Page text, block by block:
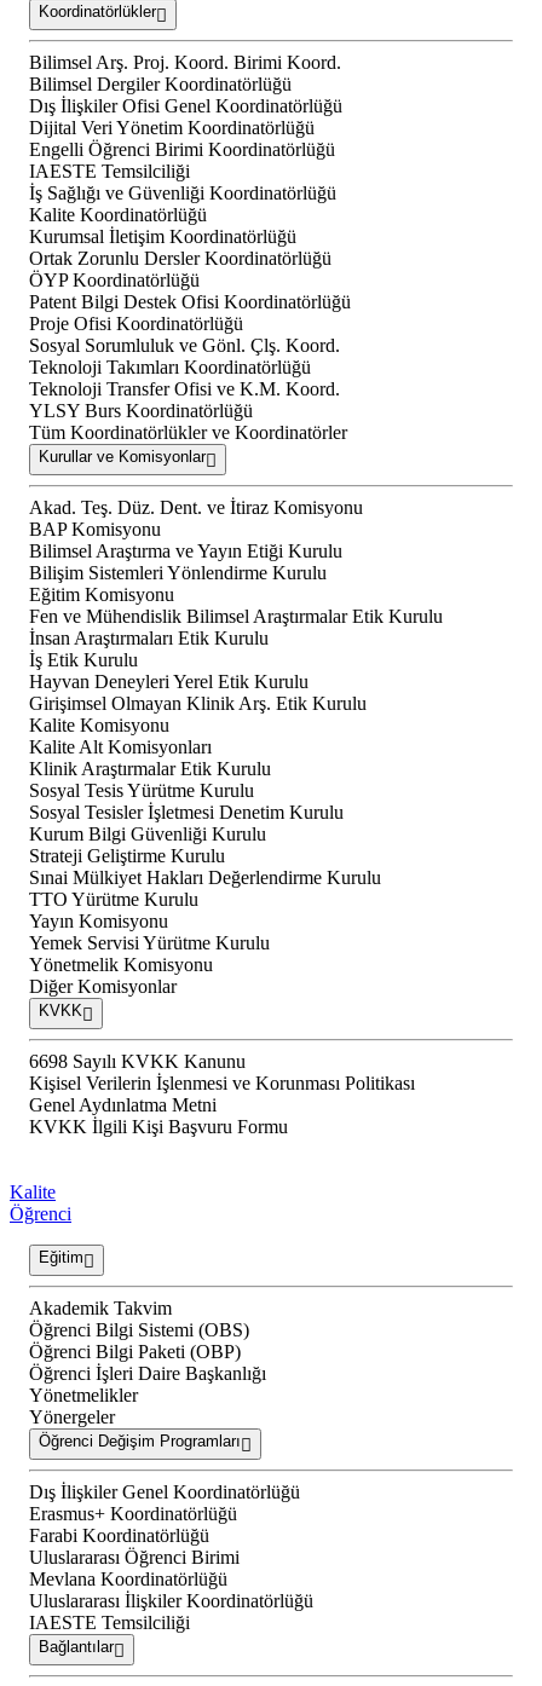
Koordinatörlükler
Bilimsel Arş. Proj. Koord. Birimi Koord.
Bilimsel Dergiler Koordinatörlüğü
Dış İlişkiler Ofisi Genel Koordinatörlüğü
Dijital Veri Yönetim Koordinatörlüğü
Engelli Öğrenci Birimi Koordinatörlüğü
IAESTE Temsilciliği
İş Sağlığı ve Güvenliği Koordinatörlüğü
Kalite Koordinatörlüğü
Kurumsal İletişim Koordinatörlüğü
Ortak Zorunlu Dersler Koordinatörlüğü
ÖYP Koordinatörlüğü
Patent Bilgi Destek Ofisi Koordinatörlüğü
Proje Ofisi Koordinatörlüğü
Sosyal Sorumluluk ve Gönl. Çlş. Koord.
Teknoloji Takımları Koordinatörlüğü
Teknoloji Transfer Ofisi ve K.M. Koord.
YLSY Burs Koordinatörlüğü
Tüm Koordinatörlükler ve Koordinatörler
Kurullar ve Komisyonlar
Akad. Teş. Düz. Dent. ve İtiraz Komisyonu
BAP Komisyonu
Bilimsel Araştırma ve Yayın Etiği Kurulu
Bilişim Sistemleri Yönlendirme Kurulu
Eğitim Komisyonu
Fen ve Mühendislik Bilimsel Araştırmalar Etik Kurulu
İnsan Araştırmaları Etik Kurulu
İş Etik Kurulu
Hayvan Deneyleri Yerel Etik Kurulu
Girişimsel Olmayan Klinik Arş. Etik Kurulu
Kalite Komisyonu
Kalite Alt Komisyonları
Klinik Araştırmalar Etik Kurulu
Sosyal Tesis Yürütme Kurulu
Sosyal Tesisler İşletmesi Denetim Kurulu
Kurum Bilgi Güvenliği Kurulu
Strateji Geliştirme Kurulu
Sınai Mülkiyet Hakları Değerlendirme Kurulu
TTO Yürütme Kurulu
Yayın Komisyonu
Yemek Servisi Yürütme Kurulu
Yönetmelik Komisyonu
Diğer Komisyonlar
KVKK
6698 Sayılı KVKK Kanunu
Kişisel Verilerin İşlenmesi ve Korunması Politikası
Genel Aydınlatma Metni
KVKK İlgili Kişi Başvuru Formu
Kalite
Öğrenci
Eğitim
Akademik Takvim
Öğrenci Bilgi Sistemi (OBS)
Öğrenci Bilgi Paketi (OBP)
Öğrenci İşleri Daire Başkanlığı
Yönetmelikler
Yönergeler
Öğrenci Değişim Programları
Dış İlişkiler Genel Koordinatörlüğü
Erasmus+ Koordinatörlüğü
Farabi Koordinatörlüğü
Uluslararası Öğrenci Birimi
Mevlana Koordinatörlüğü
Uluslararası İlişkiler Koordinatörlüğü
IAESTE Temsilciliği
Bağlantılar